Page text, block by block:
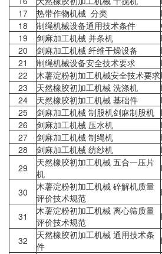
17
热带作物机械 分类
18
制绳机械设备通用技术条件
19
剑麻加工机械 并条机
20
剑麻加工机械 纤维干燥设备
21
制绳机械设备安全技术要求
22
木薯淀粉初加工机械安全技术要求
23
天然橡胶初加工机械 洗涤机
24
天然橡胶初加工机械 基础件
25
剑麻加工机械 制股机剑麻制股机
26
剑麻加工机械 压水机
27
剑麻加工机械 制绳机
28
剑麻加工机械 纺纱机
29
天然橡胶初加工机械 五合一压片
机
30
木薯淀粉初加工机械 碎解机质量
评价技术规范
31
木薯淀粉初加工机械 离心筛质量
评价技术规范
32
天然橡胶初加工机械 通用技术条
件